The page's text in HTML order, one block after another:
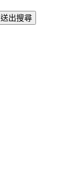
送出搜尋